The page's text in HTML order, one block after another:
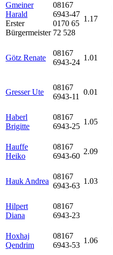
Gmeiner
Harald
Erster
Bürgermeister
08167
6943-47
0170 65
72 528
1.17
Götz Renate
08167
6943-24
1.01
Gresser Ute
08167
6943-11
0.01
Haberl
Brigitte
08167
6943-25
1.05
Hauffe
Heiko
08167
6943-60
2.09
Hauk Andrea
08167
6943-63
1.03
Hilpert
Diana
08167
6943-23
Hoxhaj
Qendrim
08167
6943-53
1.06